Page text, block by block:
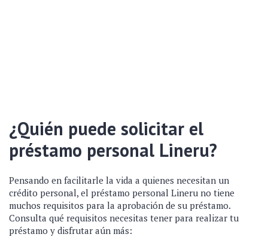
¿Quién puede solicitar el
préstamo personal Lineru?
Pensando en facilitarle la vida a quienes necesitan un
crédito personal, el préstamo personal Lineru no tiene
muchos requisitos para la aprobación de su préstamo.
Consulta qué requisitos necesitas tener para realizar tu
préstamo y disfrutar aún más: